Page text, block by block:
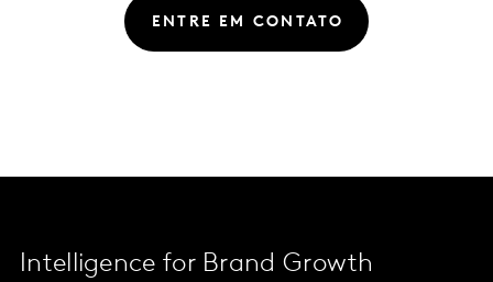
ENTRE EM CONTATO
Intelligence for Brand Growth